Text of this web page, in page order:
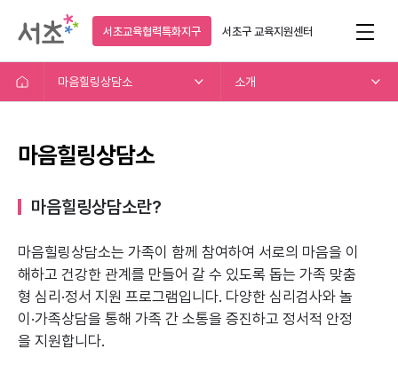
서초교육협력특화지구 서초구교육지원센터
마음힐링상담소 소개
마음힐링상담소
마음힐링상담소란?
마음힐링상담소는 가족이 함께 참여하여 서로의 마음을 이
해하고 건강한 관계를 만들어 갈 수 있도록 돕는 가족 맞춤
형 심리·정서 지원 프로그램입니다. 다양한 심리검사와 놀
이·가족상담을 통해 가족 간 소통을 증진하고 정서적 안정
을 지원합니다.